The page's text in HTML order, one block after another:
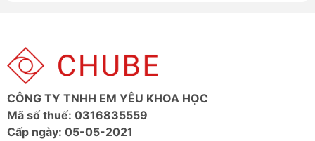
CÔNG TY TNHH EM YÊU KHOA HỌC
Mã số thuế: 0316835559
Cấp ngày: 05-05-2021